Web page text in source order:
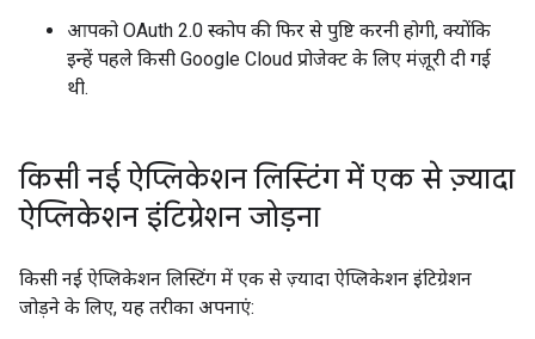
आपको OAuth 2.0 स्कोप की फिर से पुष्टि करनी होगी, क्योंकि
इन्हें पहले किसी Google Cloud प्रोजेक्ट के लिए मंज़ूरी दी गई
थी.
किसी नई ऐप्लिकेशन लिस्टिंग में एक से ज़्यादा
ऐप्लिकेशन इंटिग्रेशन जोड़ना
किसी नई ऐप्लिकेशन लिस्टिंग में एक से ज़्यादा ऐप्लिकेशन इंटिग्रेशन
जोड़ने के लिए, यह तरीका अपनाएं: